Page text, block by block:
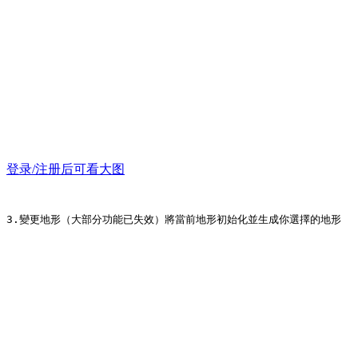
登录/注册后可看大图
3.變更地形（大部分功能已失效）將當前地形初始化並生成你選擇的地形